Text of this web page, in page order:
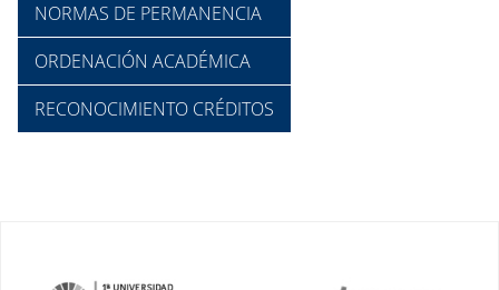
NORMAS DE PERMANENCIA
ORDENACIÓN ACADÉMICA
RECONOCIMIENTO CRÉDITOS